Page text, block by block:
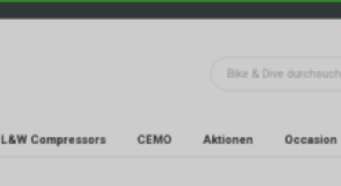
L&W Compressors CEMO Aktionen Occasion